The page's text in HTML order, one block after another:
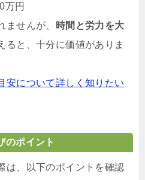
万円
ませんが、
時間と労力を大
ると、十分に価値がありま
安について詳しく知りたい
のポイント
は、以下のポイントを確認